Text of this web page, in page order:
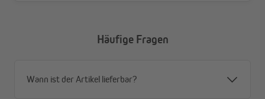
Häufige Fragen
Wann ist der Artikel lieferbar?